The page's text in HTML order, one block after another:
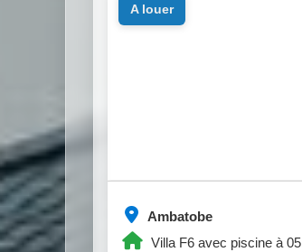
Ambatobe
Villa F6 avec piscine à 05
a louer